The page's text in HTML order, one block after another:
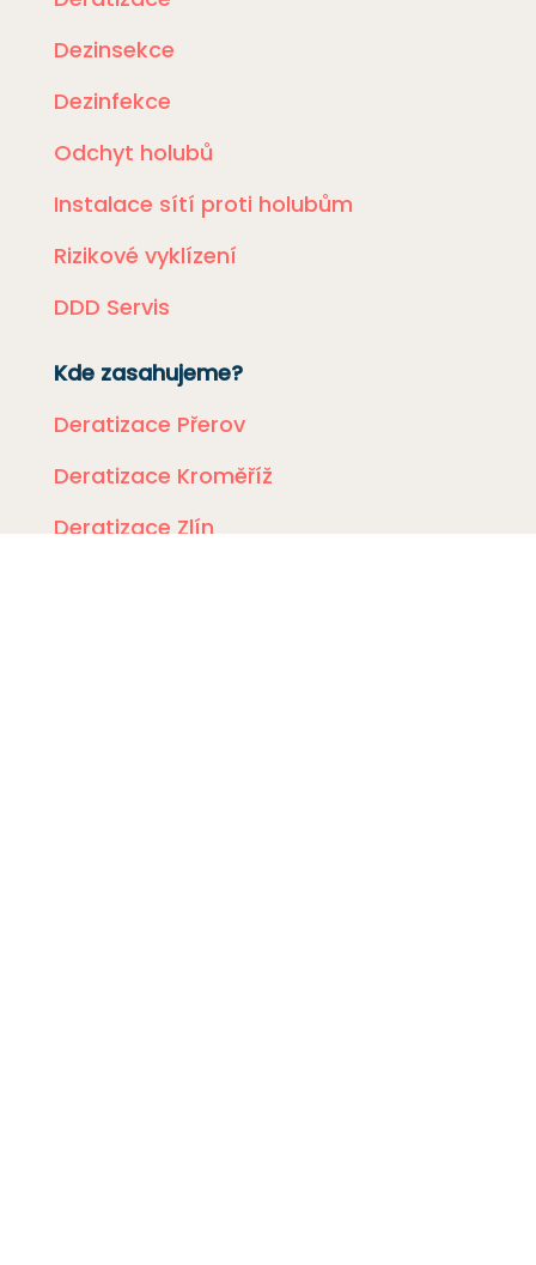
Dezinsekce
Dezinfekce
Odchyt holubů
Instalace sítí proti holubům
Rizikové vyklízení
DDD Servis
Kde zasahujeme?
Deratizace Přerov
Deratizace Kroměříž
Deratizace Zlín